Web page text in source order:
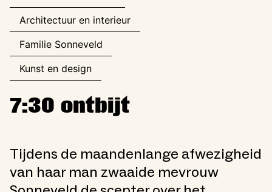
Architectuur en interieur
Familie Sonneveld
Kunst en design
7:30 ontbijt
Tijdens de maandenlange afwezigheid
van haar man zwaaide mevrouw